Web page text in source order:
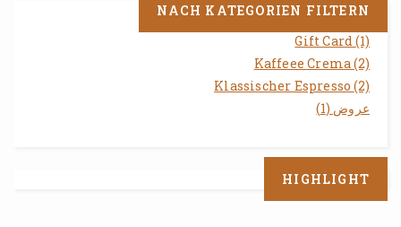
NACH KATEGORIEN FILTERN
Gift Card(1)
Kaffeee Crema(2)
Klassischer Espresso(2)
عروض (1)
HIGHLIGHT